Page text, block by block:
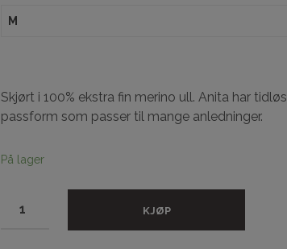
Skjørt i 100% ekstra fin merino ull. Anita har tidløs
passform som passer til mange anledninger.
På lager
KJØP